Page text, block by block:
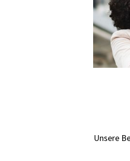
Unsere